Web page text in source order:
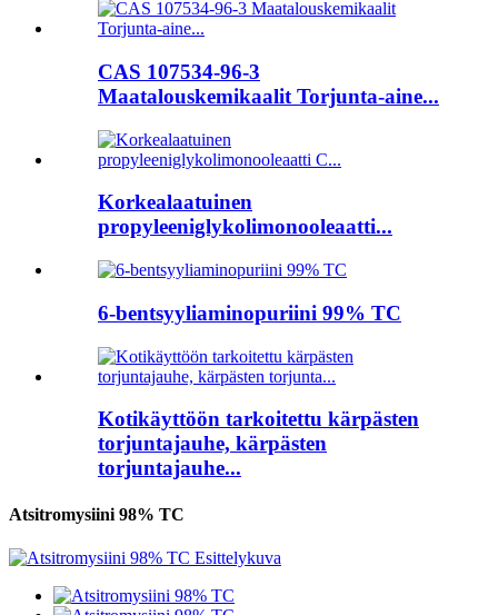
CAS 107534-96-3
Maatalouskemikaalit Torjunta-aine...
Korkealaatuinen
propyleeniglykolimonooleaatti...
6-bentsyyliaminopuriini 99% TC
Kotikäyttöön tarkoitettu kärpästen
torjuntajauhe, kärpästen
torjuntajauhe...
Atsitromysiini 98% TC